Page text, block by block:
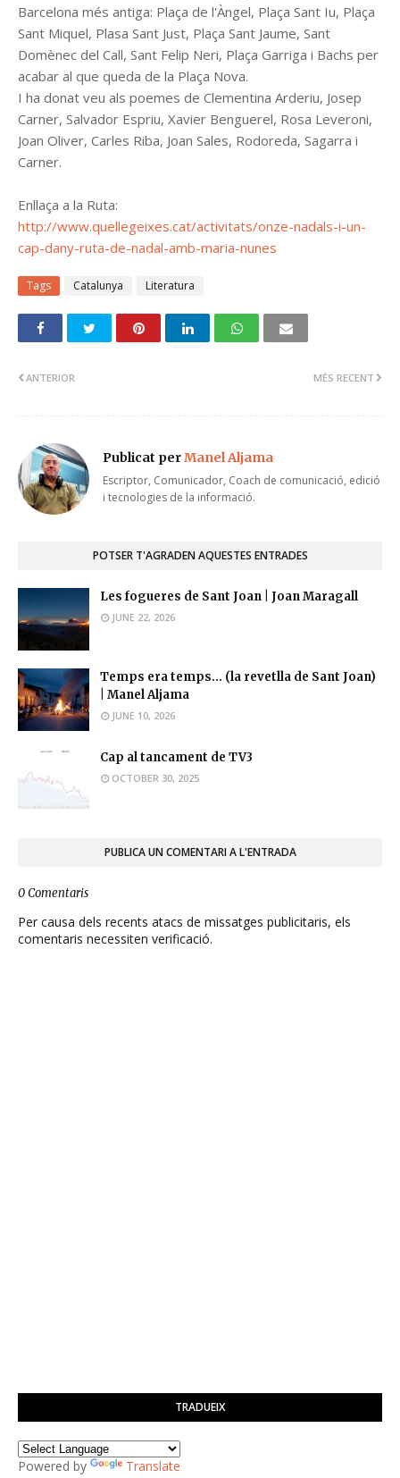
Barcelona més antiga: Plaça de l'Àngel, Plaça Sant Iu, Plaça
Sant Miquel, Plasa Sant Just, Plaça Sant Jaume, Sant
Domènec del Call, Sant Felip Neri, Plaça Garriga i Bachs per
acabar al que queda de la Plaça Nova.
I ha donat veu als poemes de Clementina Arderiu, Josep
Carner, Salvador Espriu, Xavier Benguerel, Rosa Leveroni,
Joan Oliver, Carles Riba, Joan Sales, Rodoreda, Sagarra i
Carner.
Enllaça a la Ruta:
http://www.quellegeixes.cat/activitats/onze-nadals-i-un-
cap-dany-ruta-de-nadal-amb-maria-nunes
Tags Catalunya Literatura
MÉS RECENT
ANTERIOR
Publicat perManel Aljama
Escriptor, Comunicador, Coach de comunicació, edició
i tecnologies de la informació.
POTSER T'AGRADEN AQUESTES ENTRADES
Les fogueres de Sant Joan | Joan Maragall
JUNE 22, 2026
Temps era temps... (la revetlla de Sant Joan)
| Manel Aljama
JUNE 10, 2026
Cap al tancament de TV3
OCTOBER 30, 2025
PUBLICA UN COMENTARI A L'ENTRADA
0 Comentaris
Per causa dels recents atacs de missatges publicitaris, els
comentaris necessiten verificació.
TRADUEIX
Powered by Translate